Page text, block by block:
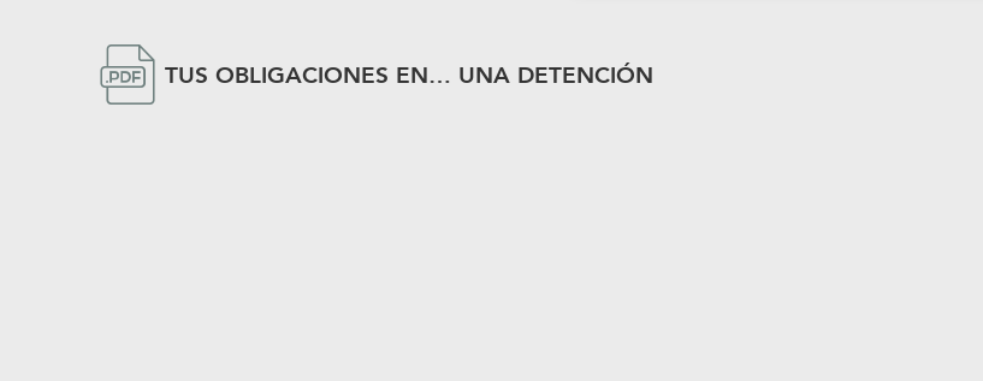
TUS OBLIGACIONES EN… UNA DETENCIÓN